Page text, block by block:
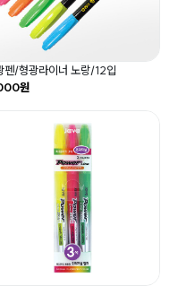
펜/형광라이너 노랑/12입
원